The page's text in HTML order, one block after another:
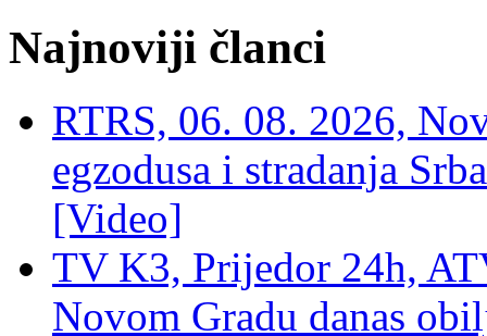
Najnoviji članci
RTRS, 06. 08. 2026,
egzodusa i stradanja
[Video]
TV K3, Prijedor 24h,
Novom Gradu danas